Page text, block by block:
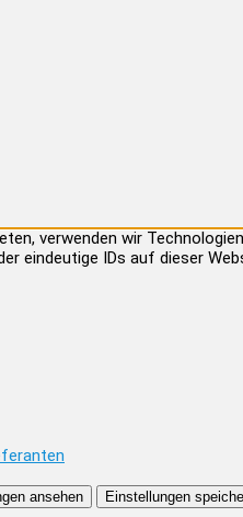
verwenden wir
eindeutige IDs auf dieser
ansehen Einstellungen